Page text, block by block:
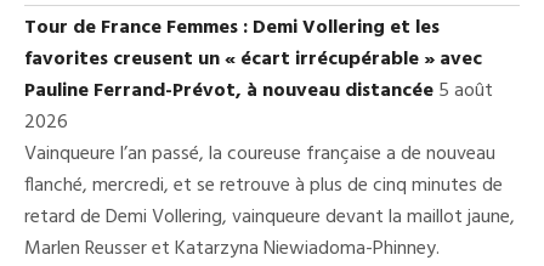
Tour de France Femmes : Demi Vollering et les
favorites creusent un « écart irrécupérable » avec
Pauline Ferrand-Prévot, à nouveau distancée5 août
2026
Vainqueure l’an passé, la coureuse française a de nouveau
flanché, mercredi, et se retrouve à plus de cinq minutes de
retard de Demi Vollering, vainqueure devant la maillot jaune,
Marlen Reusser et Katarzyna Niewiadoma-Phinney.